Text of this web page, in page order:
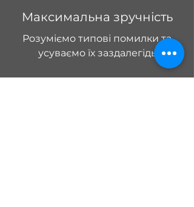
Максимальна зручність
Розуміємо типові помилки та
усуваємо їх заздалегідь